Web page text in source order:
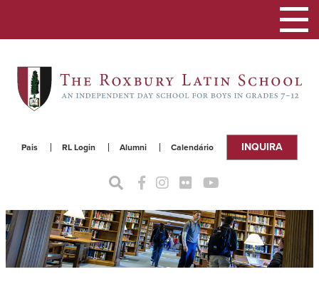
Pais RL Login Alumni Calendário INQUIRA
a